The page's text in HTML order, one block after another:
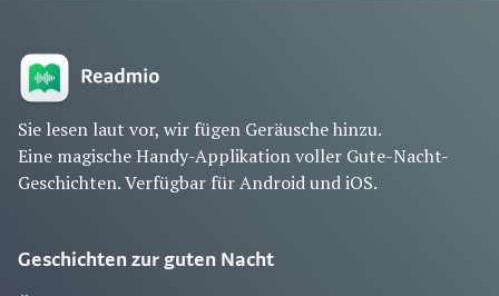
Sie lesen laut vor, wir fügen Geräusche hinzu.
Eine magische Handy-Applikation voller Gute-Nacht-
Geschichten. Verfügbar für Android und iOS.
Geschichten zur guten Nacht